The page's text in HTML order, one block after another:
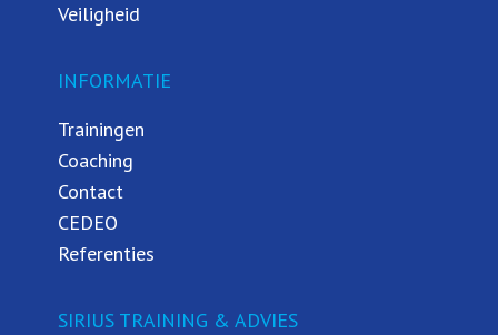
Veiligheid
INFORMATIE
Trainingen
Coaching
Contact
CEDEO
Referenties
SIRIUS TRAINING & ADVIES